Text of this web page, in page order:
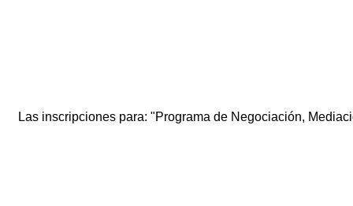
Las inscripciones para: "Programa de Negociación,